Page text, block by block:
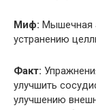
Миф: Мышечная
устранению
Факт:
улучшить
улучшению